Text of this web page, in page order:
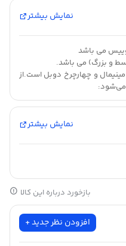
نمایش بیشتر
می باشد
و بزرگ) می باشد.
و چهارچرخ دوبل است.از
می‌شود:
با جداکننده زیپی
و بزرگ) می باشد.
و چهارچرخ دوبل است.از
با جداکننده زیپی
نمایش بیشتر
بازخورد درباره این کالا
افزودن نظر جدید +